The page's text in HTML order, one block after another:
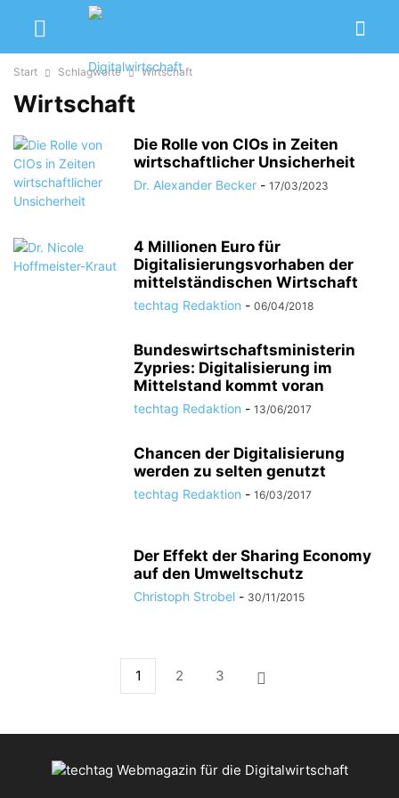
Start Schlagworte Wirtschaft
Wirtschaft
Die Rolle von CIOs in Zeiten
wirtschaftlicher Unsicherheit
Dr. Alexander Becker - 17/03/2023
4 Millionen Euro für
Digitalisierungsvorhaben der
mittelständischen Wirtschaft
techtag Redaktion - 06/04/2018
Bundeswirtschaftsministerin
Zypries: Digitalisierung im
Mittelstand kommt voran
techtag Redaktion - 13/06/2017
Chancen der Digitalisierung
werden zu selten genutzt
techtag Redaktion - 16/03/2017
Der Effekt der Sharing Economy
auf den Umweltschutz
Christoph Strobel - 30/11/2015
1 2 3